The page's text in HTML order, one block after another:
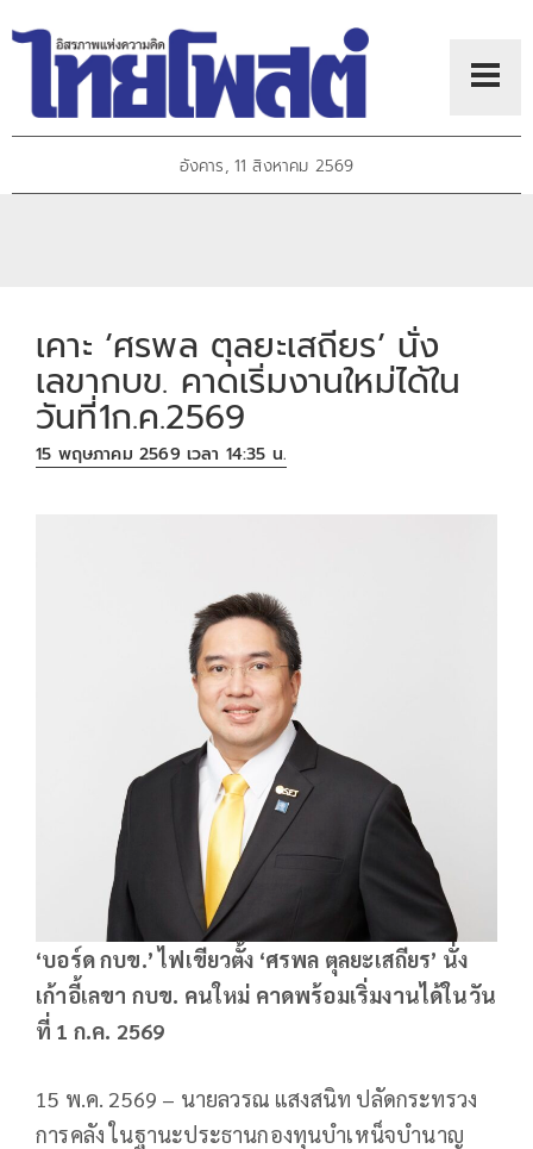
อังคาร, 11 สิงหาคม 2569
เคาะ ‘ศรพล ตุลยะเสถียร’ นั่ง
เลขากบข. คาดเริ่มงานใหม่ได้ใน
วันที่1ก.ค.2569
15 พฤษภาคม 2569 เวลา 14:35 น.
‘บอร์ด กบข.’ ไฟเขียวตั้ง ‘ศรพล ตุลยะเสถียร’ นั่ง
เก้าอี้เลขา กบข. คนใหม่ คาดพร้อมเริ่มงานได้ในวัน
ที่ 1 ก.ค. 2569
15 พ.ค. 2569 – นายลวรณ แสงสนิท ปลัดกระทรวง
การคลัง ในฐานะประธานกองทุนบำเหน็จบำนาญ